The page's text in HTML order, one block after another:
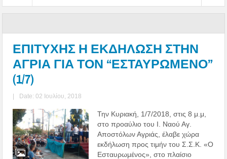
ΕΠΙΤΥΧΗΣ Η ΕΚΔΗΛΩΣΗ ΣΤΗΝ
ΑΓΡΙΑ ΓΙΑ ΤΟΝ “ΕΣΤΑΥΡΩΜΕΝΟ”
(1/7)
| Date: 02 Ιουλίου, 2018
Την Κυριακή, 1/7/2018, στις 8 μ.μ,
στο προαύλιο του Ι. Ναού Αγ.
Αποστόλων Αγριάς, έλαβε χώρα
εκδήλωση προς τιμήν του Σ.Σ.Κ. «Ο
Εσταυρωμένος», στο πλαίσιο